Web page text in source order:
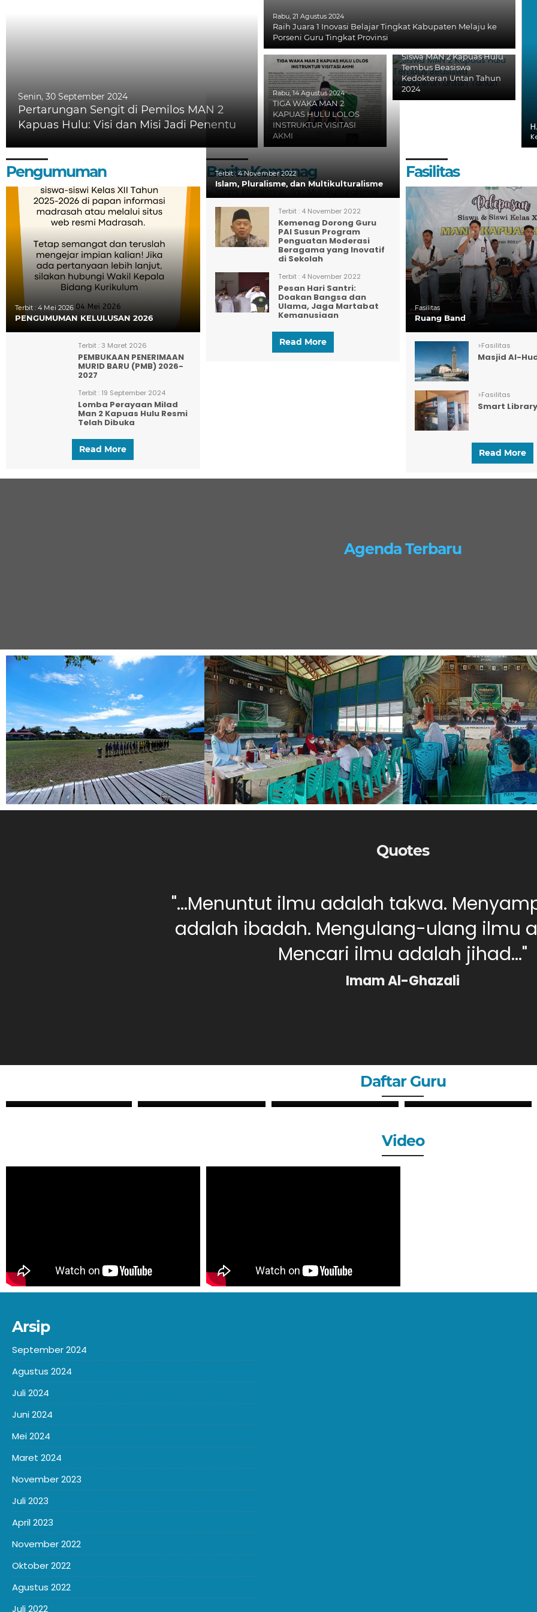
Senin, 30 September 2024
Pertarungan Sengit di Pemilos MAN 2
Kapuas Hulu: Visi dan Misi Jadi Penentu
Rabu, 21 Agustus 2024
Raih Juara 1 Inovasi Belajar Tingkat Kabupaten Melaju ke
Porseni Guru Tingkat Provinsi
Rabu, 14 Agustus 2024
TIGA WAKA MAN 2
KAPUAS HULU LOLOS
INSTRUKTUR VISITASI
AKMI
Siswa MAN 2 Kapuas Hulu
Tembus Beasiswa
Kedokteran Untan Tahun
2024
Pengumuman
Terbit : 4 Mei 2026
PENGUMUMAN KELULUSAN 2026
Terbit : 3 Maret 2026
PEMBUKAAN PENERIMAAN
MURID BARU (PMB) 2026-
2027
Terbit : 19 September 2024
Lomba Perayaan Milad
Man 2 Kapuas Hulu Resmi
Telah Dibuka
Read More
Berita Kemenag
Terbit :4 November 2022
Islam, Pluralisme, dan Multikulturalisme
Terbit :4 November 2022
Kemenag Dorong Guru
PAI Susun Program
Penguatan Moderasi
Beragama yang Inovatif
di Sekolah
Terbit :4 November 2022
Pesan Hari Santri:
Doakan Bangsa dan
Ulama, Jaga Martabat
Kemanusiaan
Read More
Fasilitas
Fasilitas
Ruang Band
>Fasilitas
Masjid Al-
>Fasilitas
Smart Library
Read More
Agenda Terbaru
Quotes
"...Menuntut ilmu adalah takwa.
adalah ibadah. Mengulang-ulang ilmu
Mencari ilmu adalah jihad..."
Imam Al-Ghazali
Daftar Guru
PUTRI SYAHLI, S.Pd MERI DAHLIA, S.Pd
Video
Arsip
September 2024
Agustus 2024
Juli 2024
Juni 2024
Mei 2024
Maret 2024
November 2023
Juli 2023
April 2023
November 2022
Oktober 2022
Agustus 2022
Juli 2022